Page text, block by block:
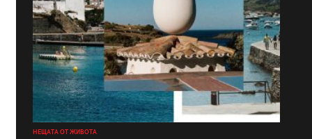
НЕЩАТА ОТ ЖИВОТА